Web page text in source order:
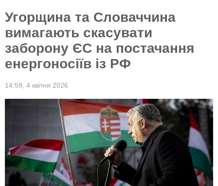
Угорщина та Словаччина
вимагають скасувати
заборону ЄС на постачання
енергоносіїв із РФ
14:59, 4 квітня 2026